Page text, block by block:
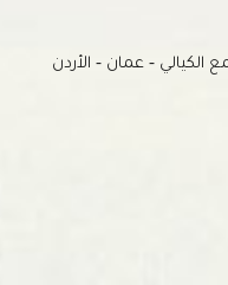
الكيالي - عمان - الأردن